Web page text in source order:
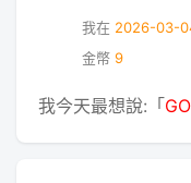
我在 2026-03-
金幣 9
我今天最想說:「